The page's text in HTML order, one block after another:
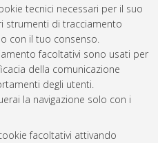
tecnici necessari per il suo
strumenti di tracciamento
con il tuo consenso.
facoltativi sono usati per
della comunicazione
degli utenti.
la navigazione solo con i
facoltativi attivando